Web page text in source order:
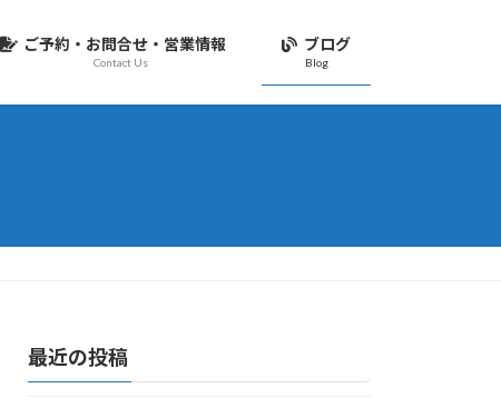
ご予約・お問合せ・営業情報
Contact Us
ブログ
Blog
最近の投稿